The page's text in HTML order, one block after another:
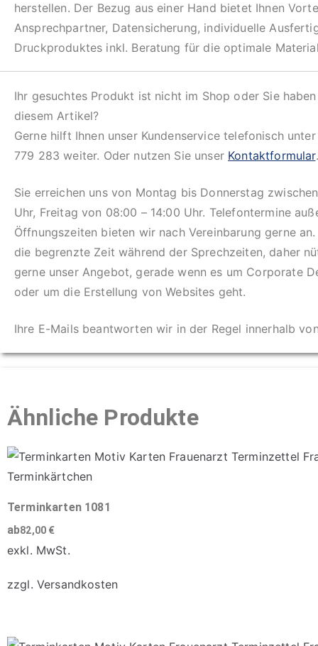
herstellen. Der Bezug aus einer Hand bietet Ihnen
Ansprechpartner, Datensicherung, individuelle
Druckproduktes inkl. Beratung für die optimale
Ihr gesuchtes Produkt ist nicht im Shop oder Sie
diesem Artikel?
Gerne hilft Ihnen unser Kundenservice telefonisch
779 283 weiter. Oder nutzen Sie unser Kontaktformular.
Sie erreichen uns von Montag bis Donnerstag
Uhr, Freitag von 08:00 – 14:00 Uhr. Telefontermine
Öffnungszeiten bieten wir nach Vereinbarung gerne
die begrenzte Zeit während der Sprechzeiten, daher
gerne unser Angebot, gerade wenn es um Corporate
oder um die Erstellung von Websites geht.
Ihre E-Mails beantworten wir in der Regel innerhalb
Ähnliche Produkte
Terminkarten 1081
ab82,00 €
exkl. MwSt.
zzgl. Versandkosten
Produkt